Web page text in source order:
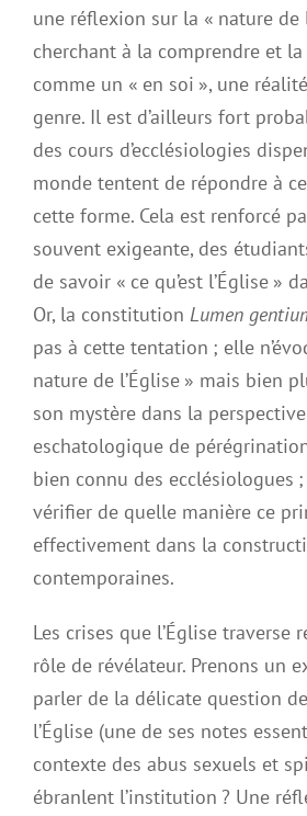
une réflexion sur la « nature de
cherchant à la comprendre et
comme un « en soi », une
genre. Il est d’ailleurs fort
des cours d’ecclésiologies
monde tentent de répondre à
cette forme. Cela est renforcé
souvent exigeante, des
de savoir « ce qu’est l’Église »
Or, la constitution Lumen
pas à cette tentation ; elle
nature de l’Église » mais bien
son mystère dans la
eschatologique de
bien connu des ecclésiologues
vérifier de quelle manière ce
effectivement dans la
contemporaines.
Les crises que l’Église traverse
rôle de révélateur. Prenons un
parler de la délicate question
l’Église (une de ses notes
contexte des abus sexuels et
ébranlent l’institution ? Une